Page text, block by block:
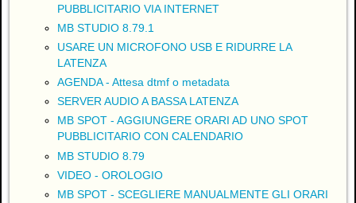
PUBBLICITARIO VIA INTERNET
MB STUDIO 8.79.1
USARE UN MICROFONO USB E RIDURRE LA
LATENZA
AGENDA - Attesa dtmf o metadata
SERVER AUDIO A BASSA LATENZA
MB SPOT - AGGIUNGERE ORARI AD UNO SPOT
PUBBLICITARIO CON CALENDARIO
MB STUDIO 8.79
VIDEO - OROLOGIO
MB SPOT - SCEGLIERE MANUALMENTE GLI ORARI